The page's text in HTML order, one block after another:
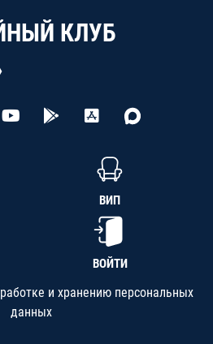
КЛУБ
ВИП
ВОЙТИ
и хранению персональных
данных